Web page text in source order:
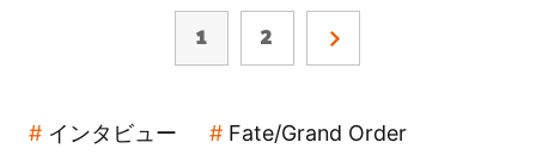
1 2
インタビュー
Fate/Grand Order